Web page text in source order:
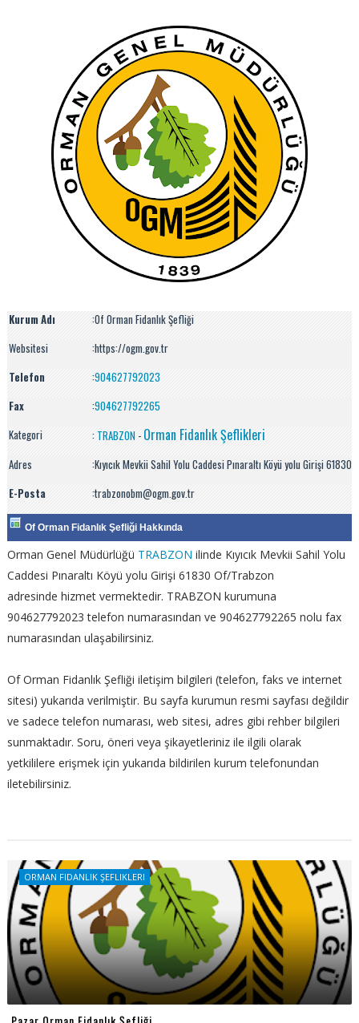
Kurum Adı :Of Orman Fidanlık Şefliği
Websitesi
:https://ogm.gov.tr
Telefon
:904627792023
Fax
:904627792265
Kategori
: TRABZON- Orman Fidanlık Şeflikleri
Adres
:Kıyıcık Mevkii Sahil Yolu Caddesi Pınaraltı Köyü yolu Girişi
E-Posta
:trabzonobm@ogm.gov.tr
Of Orman Fidanlık Şefliği Hakkında
Orman Genel Müdürlüğü TRABZON ilinde Kıyıcık Mevkii Sahil Yolu
Caddesi Pınaraltı Köyü yolu Girişi 61830 Of/Trabzon
adresinde hizmet vermektedir. TRABZON kurumuna
904627792023 telefon numarasından ve 904627792265 nolu fax
numarasından ulaşabilirsiniz.
Of Orman Fidanlık Şefliği iletişim bilgileri (telefon, faks ve internet
sitesi) yukarıda verilmiştir. Bu sayfa kurumun resmi sayfası değildir
ve sadece telefon numarası, web sitesi, adres gibi rehber bilgileri
sunmaktadır. Soru, öneri veya şikayetleriniz ile ilgili olarak
yetkililere erişmek için yukarıda bildirilen kurum telefonundan
iletebilirsiniz.
ORMAN FIDANLIK ŞEFLIKLERI